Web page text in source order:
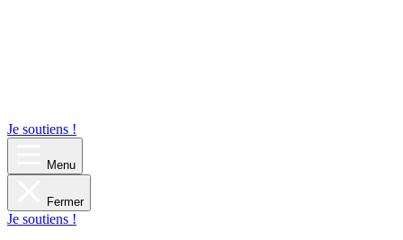
Je soutiens !
Menu
Fermer
Je soutiens !